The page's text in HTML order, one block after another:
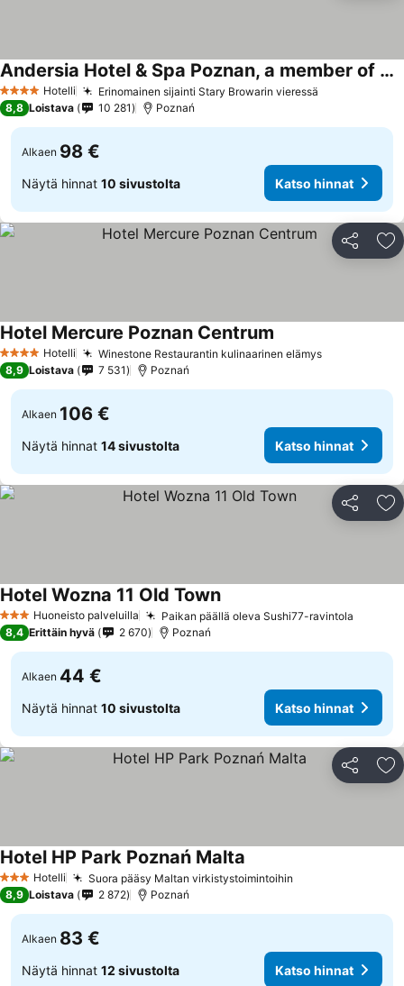
4 Tähtiluokitus
Hotelli Erinomainen sijainti Stary Browarin vieressä
Andersia Hotel & Spa Poznan, a member of Radisson Individuals
8,8 Loistava 10 281 Poznań
Alkaen 98 €
Näytä hinnat 10 sivustolta Katso hinnat
Jaa
4 Tähtiluokitus
Hotelli Winestone Restaurantin kulinaarinen elämys
Hotel Mercure Poznan Centrum
8,9 Loistava 7 531 Poznań
Alkaen 106 €
Näytä hinnat 14 sivustolta Katso hinnat
Jaa
3 Tähtiluokitus
Huoneisto palveluilla Paikan päällä oleva Sushi77-ravintola
Hotel Wozna 11 Old Town
8,4 Erittäin hyvä 2 670 Poznań
Alkaen 44 €
Näytä hinnat 10 sivustolta Katso hinnat
Jaa
3 Tähtiluokitus
Hotelli Suora pääsy Maltan virkistystoimintoihin
Hotel HP Park Poznań Malta
8,9 Loistava 2 872 Poznań
Alkaen 83 €
Näytä hinnat 12 sivustolta Katso hinnat